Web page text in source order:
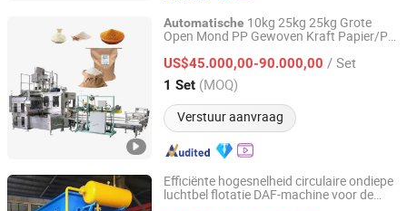
Automatische 10kg 25kg 25kg Grote
Open Mond PP Gewoven Kraft Papier/PE
Verpakkingsmachine voor Poederproduct
US$45.000,00-90.000,00 / Set
1 Set (MOQ)
Verstuur aanvraag
ANHUI IAPACK MACHINERY CO., LTD.
Anhui, China Sinds 2022
Efficiënte hogesnelheid circulaire ondiepe
luchtbel flotatie DAF-machine voor de
Qingdao Yimei Environment Project Co., Ltd.